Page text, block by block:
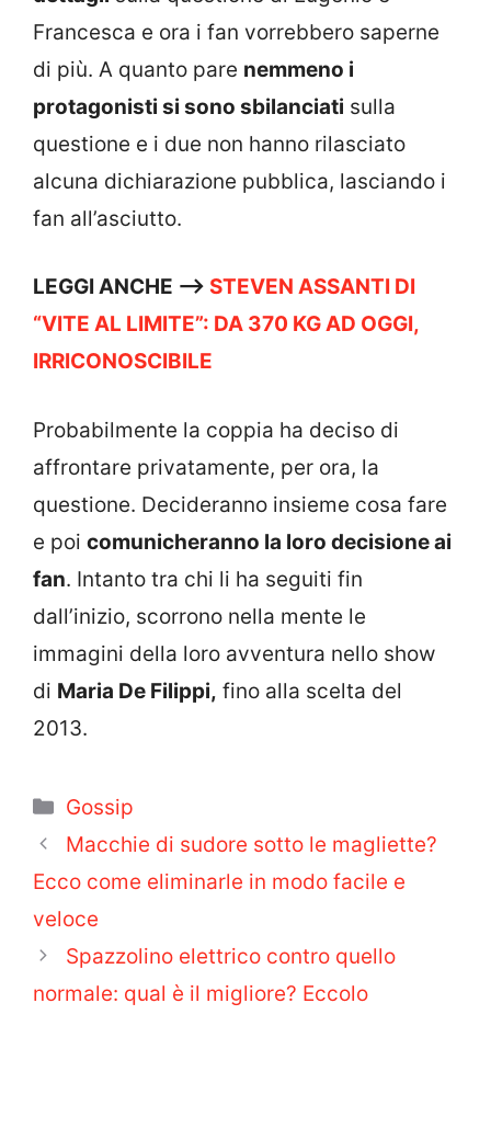
Francesca e ora i fan vorrebbero saperne
di più. A quanto pare nemmeno i
protagonisti si sono sbilanciati sulla
questione e i due non hanno rilasciato
alcuna dichiarazione pubblica, lasciando i
fan all’asciutto.
LEGGI ANCHE –> STEVEN ASSANTI DI
“VITE AL LIMITE”: DA 370 KG AD OGGI,
IRRICONOSCIBILE
Probabilmente la coppia ha deciso di
affrontare privatamente, per ora, la
questione. Decideranno insieme cosa fare
e poi comunicheranno la loro decisione ai
fan. Intanto tra chi li ha seguiti fin
dall’inizio, scorrono nella mente le
immagini della loro avventura nello show
di Maria De Filippi, fino alla scelta del
2013.
Categorie
Gossip
Macchie di sudore sotto le magliette?
Ecco come eliminarle in modo facile e
veloce
Spazzolino elettrico contro quello
normale: qual è il migliore? Eccolo